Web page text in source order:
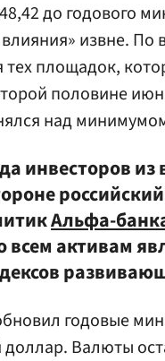
до годового
извне. По
тех площадок,
половине
над
инвесторов
Альфа-
активам
годовые
Валюты